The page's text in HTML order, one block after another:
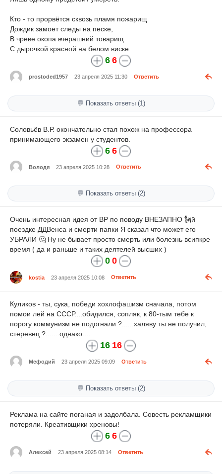
Кто - то прорвётся сквозь пламя пожарищ
Дождик замоет следы на песке,
В чреве окопа вчерашний товарищ
С дырочкой красной на белом виске.
6 6
prostoded1957 23 апреля 2025 11:30 Ответить
💬 Показать ответы (1)
Соловьёв В.Р. окончательно стал похож на профессора
принимающего экзамен у студентов.
6 6
Володя 23 апреля 2025 10:28 Ответить
💬 Показать ответы (2)
Очень интересная идея от ВР по поводу ВНЕЗАПНО 🗽й
поездке ДДВенса и смерти папки Я сказал что может его
УБРАЛИ 🤔 Ну не бывает просто смерть или болезнь всипкре
время ( да и раньше и таких деятелей высших )
0 0
kostia 23 апреля 2025 10:08 Ответить
Куликов - ты, сука, победи хохлофашизм сначала, потом
помои лей на СССР....обидился, сопляк, к 80-тым тебе к
порогу коммунизм не подогнали ?......халяву ты не получил,
стеревец ?.......однако....
16 16
Мефодий 23 апреля 2025 09:09 Ответить
💬 Показать ответы (2)
Реклама на сайте поганая и задолбала. Совесть рекламщики
потеряли. Креативщики хреновы!
6 6
Алексей 23 апреля 2025 08:14 Ответить